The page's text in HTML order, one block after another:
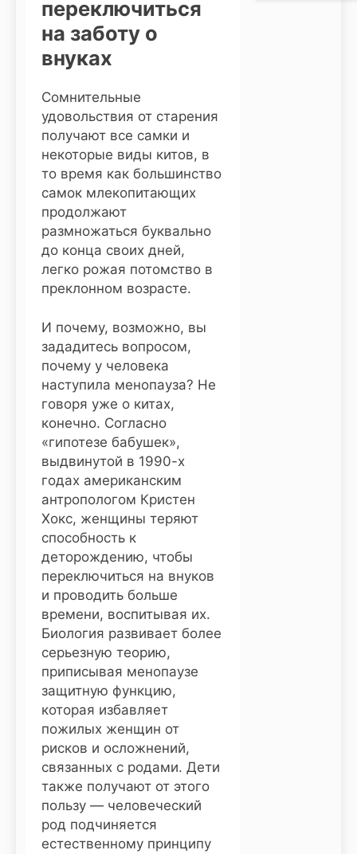
переключиться
на заботу о
внуках
Сомнительные
удовольствия от старения
получают все самки и
некоторые виды китов, в
то время как большинство
самок млекопитающих
продолжают
размножаться буквально
до конца своих дней,
легко рожая потомство в
преклонном возрасте.
И почему, возможно, вы
зададитесь вопросом,
почему у человека
наступила менопауза? Не
говоря уже о китах,
конечно. Согласно
«гипотезе бабушек»,
выдвинутой в 1990-х
годах американским
антропологом Кристен
Хокс, женщины теряют
способность к
деторождению, чтобы
переключиться на внуков
и проводить больше
времени, воспитывая их.
Биология развивает более
серьезную теорию,
приписывая менопаузе
защитную функцию,
которая избавляет
пожилых женщин от
рисков и осложнений,
связанных с родами. Дети
также получают от этого
пользу — человеческий
род подчиняется
естественному принципу